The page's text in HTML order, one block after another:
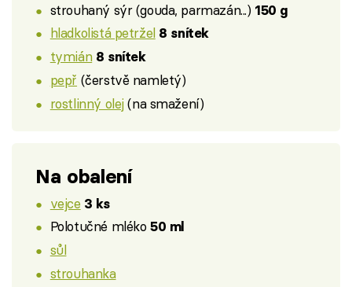
strouhaný sýr (gouda, parmazán...) 150 g
hladkolistá petržel 8 snítek
tymián 8 snítek
pepř (čerstvě namletý)
rostlinný olej(na smažení)
Na obalení
vejce 3 ks
Polotučné mléko 50 ml
sůl
strouhanka